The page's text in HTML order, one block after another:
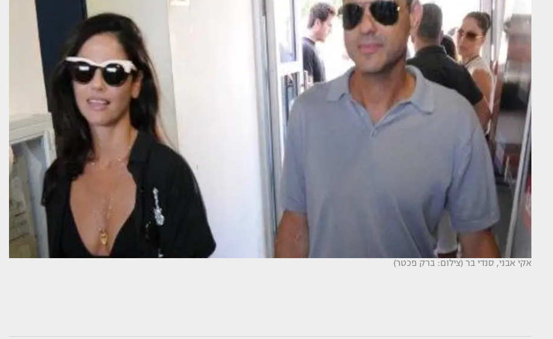
אקי אבני, סנדי בר (צילום: ברק פכטר)